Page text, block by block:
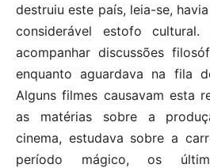
destruiu este país, leia-se,
considerável estofo
acompanhar discussões
enquanto aguardava na fila
Alguns filmes causavam esta
as matérias sobre a
cinema, estudava sobre a
período mágico, os